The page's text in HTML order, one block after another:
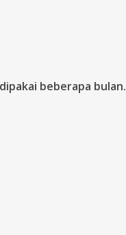
beberapa bulan.